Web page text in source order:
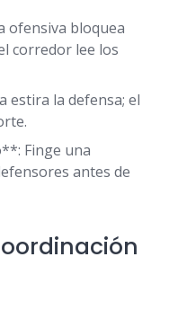
bloquea
corredor lee los
la defensa; el
Finge una
antes de